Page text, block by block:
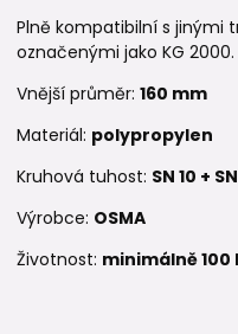
Plně kompatibilní s jinými
označenými jako KG 2000.
Vnější průměr: 160 mm
Materiál: polypropylen
Kruhová tuhost: SN 10 +
Výrobce: OSMA
Životnost: minimálně 100